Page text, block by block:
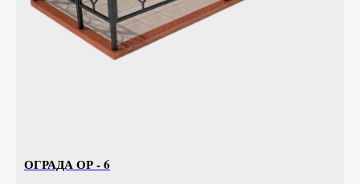
ОГРАДА ОР - 6